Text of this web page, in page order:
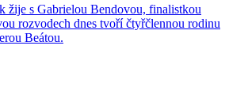
žije s Gabrielou Bendovou, finalistkou
rozvodech dnes tvoří čtyřčlennou rodinu
Beátou.